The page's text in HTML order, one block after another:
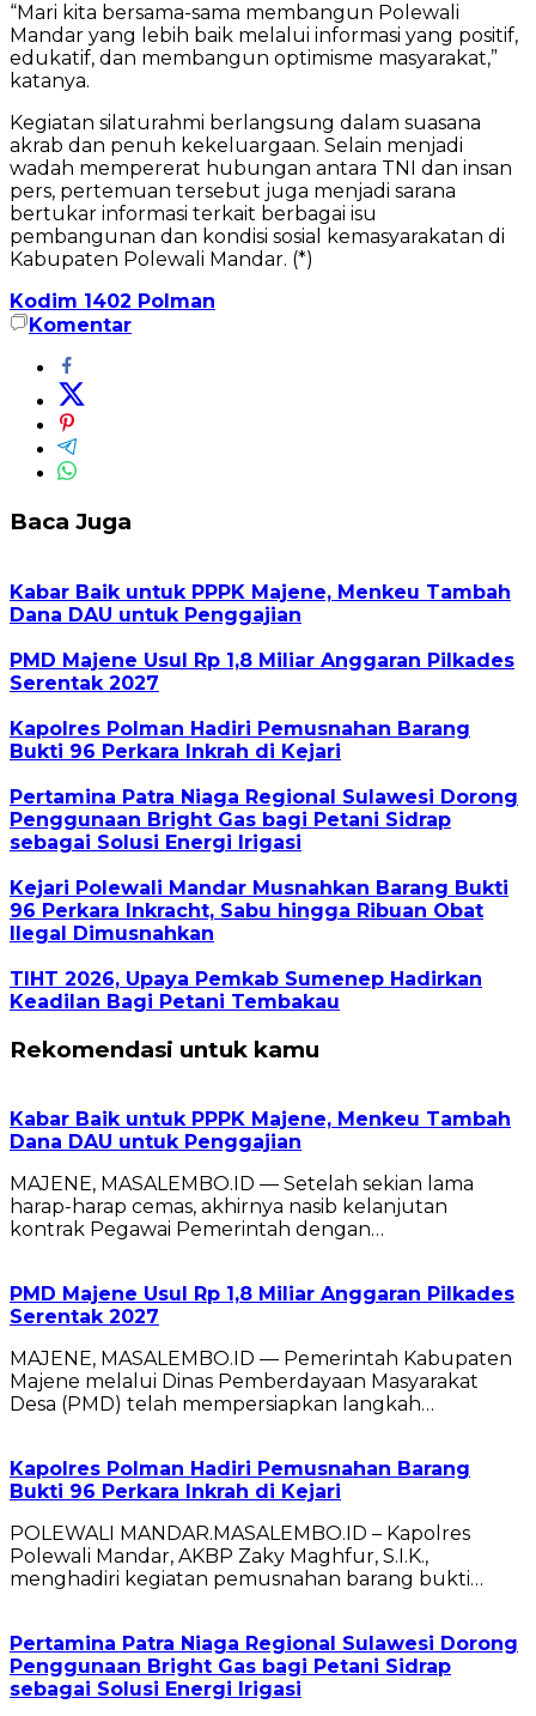
“Mari kita bersama-sama membangun Polewali
Mandar yang lebih baik melalui informasi yang positif,
edukatif, dan membangun optimisme masyarakat,”
katanya.
Kegiatan silaturahmi berlangsung dalam suasana
akrab dan penuh kekeluargaan. Selain menjadi
wadah mempererat hubungan antara TNI dan insan
pers, pertemuan tersebut juga menjadi sarana
bertukar informasi terkait berbagai isu
pembangunan dan kondisi sosial kemasyarakatan di
Kabupaten Polewali Mandar. (*)
Kodim 1402 Polman
Komentar
Baca Juga
Kabar Baik untuk PPPK Majene, Menkeu Tambah
Dana DAU untuk Penggajian
PMD Majene Usul Rp 1,8 Miliar Anggaran Pilkades
Serentak 2027
Kapolres Polman Hadiri Pemusnahan Barang
Bukti 96 Perkara Inkrah di Kejari
Pertamina Patra Niaga Regional Sulawesi Dorong
Penggunaan Bright Gas bagi Petani Sidrap
sebagai Solusi Energi Irigasi
Kejari Polewali Mandar Musnahkan Barang Bukti
96 Perkara Inkracht, Sabu hingga Ribuan Obat
Ilegal Dimusnahkan
TIHT 2026, Upaya Pemkab Sumenep Hadirkan
Keadilan Bagi Petani Tembakau
Rekomendasi untuk kamu
Kabar Baik untuk PPPK Majene, Menkeu Tambah
Dana DAU untuk Penggajian
MAJENE, MASALEMBO.ID — Setelah sekian lama
harap-harap cemas, akhirnya nasib kelanjutan
kontrak Pegawai Pemerintah dengan…
PMD Majene Usul Rp 1,8 Miliar Anggaran Pilkades
Serentak 2027
MAJENE, MASALEMBO.ID — Pemerintah Kabupaten
Majene melalui Dinas Pemberdayaan Masyarakat
Desa (PMD) telah mempersiapkan langkah…
Kapolres Polman Hadiri Pemusnahan Barang
Bukti 96 Perkara Inkrah di Kejari
POLEWALI MANDAR.MASALEMBO.ID – Kapolres
Polewali Mandar, AKBP Zaky Maghfur, S.I.K.,
menghadiri kegiatan pemusnahan barang bukti…
Pertamina Patra Niaga Regional Sulawesi Dorong
Penggunaan Bright Gas bagi Petani Sidrap
sebagai Solusi Energi Irigasi